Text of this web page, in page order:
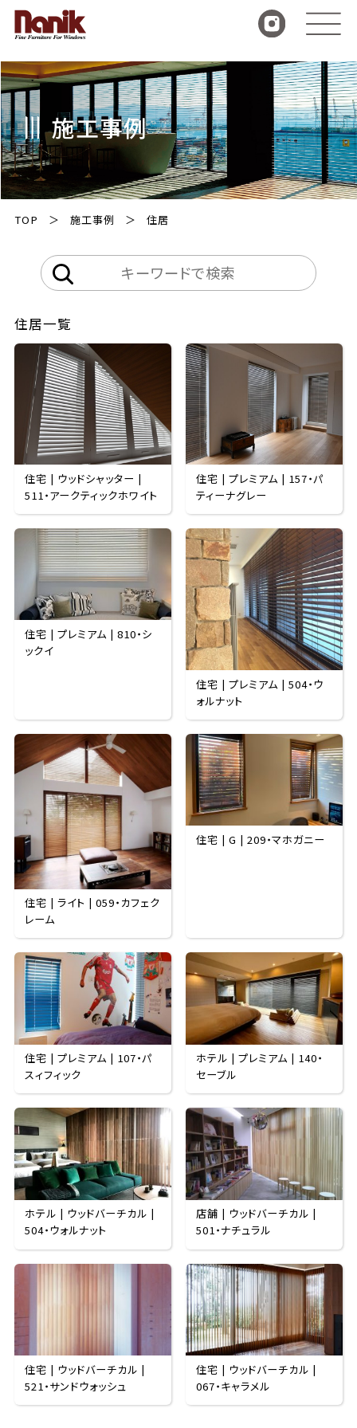
施工事例
TOP 施工事例 住居
住居一覧
住宅 | ウッドシャッター |
511・アークティックホワイト
住宅 | プレミアム | 157・パ
ティーナグレー
住宅 | プレミアム | 810・シ
ックイ
住宅 | プレミアム | 504・ウ
ォルナット
住宅 | ライト | 059・カフェク
レーム
住宅 | G | 209・マホガニー
住宅 | プレミアム | 107・パ
スィフィック
ホテル | プレミアム | 140・
セーブル
ホテル | ウッドバーチカル |
504・ウォルナット
店舗 | ウッドバーチカル |
501・ナチュラル
住宅 | ウッドバーチカル |
521・サンドウォッシュ
住宅 | ウッドバーチカル |
067・キャラメル